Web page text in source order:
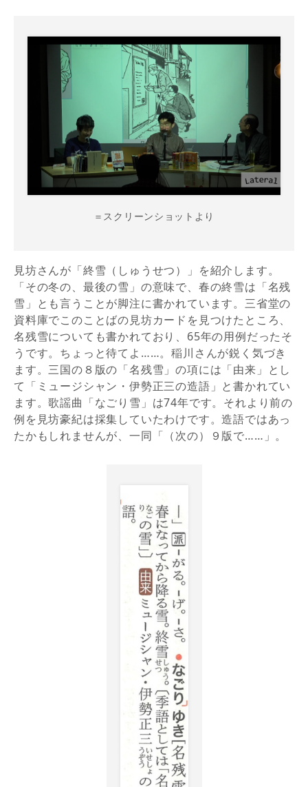
＝スクリーンショットより
見坊さんが「終雪（しゅうせつ）」を紹介します。
「その冬の、最後の雪」の意味で、春の終雪は「名残
雪」とも言うことが脚注に書かれています。三省堂の
資料庫でこのことばの見坊カードを見つけたところ、
名残雪についても書かれており、65年の用例だったそ
うです。ちょっと待てよ……。稲川さんが鋭く気づき
ます。三国の８版の「名残雪」の項には「由来」とし
て「ミュージシャン・伊勢正三の造語」と書かれてい
ます。歌謡曲「なごり雪」は74年です。それより前の
例を見坊豪紀は採集していたわけです。造語ではあっ
たかもしれませんが、一同「（次の）９版で……」。